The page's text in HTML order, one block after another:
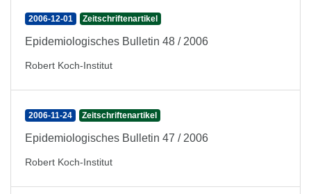
2006-12-01 Zeitschriftenartikel
Epidemiologisches Bulletin 48 / 2006
Robert Koch-Institut
2006-11-24 Zeitschriftenartikel
Epidemiologisches Bulletin 47 / 2006
Robert Koch-Institut